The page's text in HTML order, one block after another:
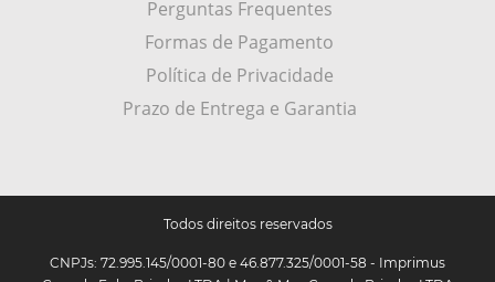
Perguntas Frequentes
Formas de Pagamento
Política de Privacidade
Prazo de Entrega e Garantia
Todos direitos reservados
CNPJs: 72.995.145/0001-80 e 46.877.325/0001-58 - Imprimus